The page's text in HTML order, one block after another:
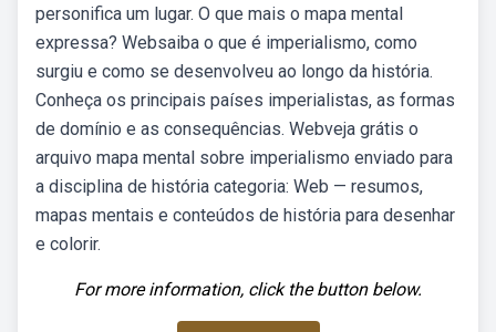
personifica um lugar. O que mais o mapa mental
expressa? Websaiba o que é imperialismo, como
surgiu e como se desenvolveu ao longo da história.
Conheça os principais países imperialistas, as formas
de domínio e as consequências. Webveja grátis o
arquivo mapa mental sobre imperialismo enviado para
a disciplina de história categoria: Web — resumos,
mapas mentais e conteúdos de história para desenhar
e colorir.
For more information, click the button below.